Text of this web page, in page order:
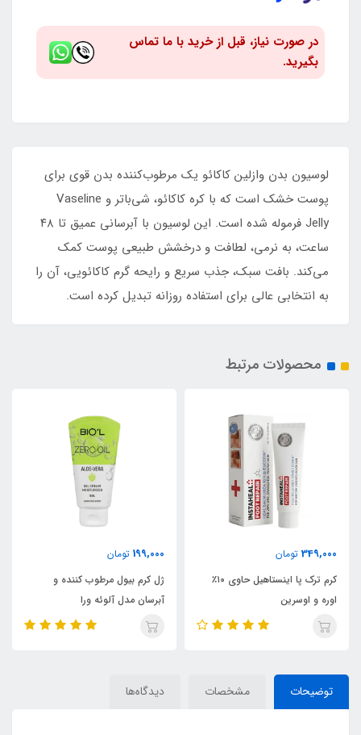
در صورت نیاز، قبل از خرید با ما تماس
بگیرید.
لوسیون بدن وازلین کاکائو یک مرطوب‌کننده بدن قوی برای
پوست خشک است که با کره کاکائو، شی‌باتر و Vaseline
Jelly فرموله شده است. این لوسیون با آبرسانی عمیق تا ۴۸
ساعت، به نرمی، لطافت و درخشش طبیعی پوست کمک
می‌کند. بافت سبک، جذب سریع و رایحه گرم کاکائویی، آن را
به انتخابی عالی برای استفاده روزانه تبدیل کرده است.
محصولات مرتبط
349,000 تومان
کرم ترک پا اینستاهیل حاوی ۱۰٪
اوره و اوسرین
199,000 تومان
ژل کرم بیول مرطوب کننده و
آبرسان مدل آلوئه ورا
توضیحات مشخصات دیدگاه‌ها